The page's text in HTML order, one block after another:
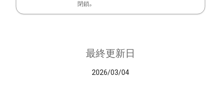
閉鎖。
最終更新日
2026/03/04